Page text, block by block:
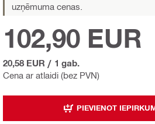
uzņēmuma cenas.
Cena ar atlaidi (bez PVN)
102,90 EUR
20,58 EUR / 1 gab.
PIEVIENOT